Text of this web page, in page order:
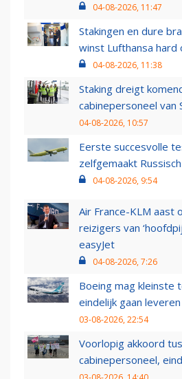
04-08-2026, 11:47
Stakingen en dure
winst Lufthansa hard
04-08-2026, 11:38
Staking dreigt
cabinepersoneel van
04-08-2026, 10:57
Eerste succesvolle
zelfgemaakt
04-08-2026, 9:54
Air France-KLM aast
reizigers van
easyJet
04-08-2026, 7:26
Boeing mag kleinste
eindelijk gaan leveren
03-08-2026, 22:54
Voorlopig akkoord
cabinepersoneel,